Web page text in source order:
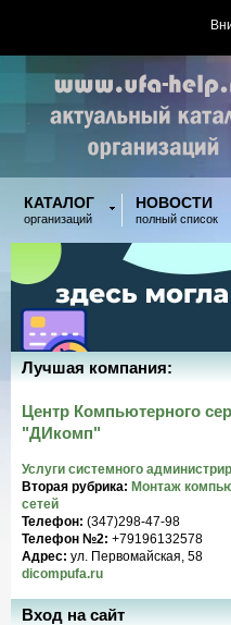
КАТАЛОГ
организаций
НОВОСТИ
полный список
Лучшая компания:
Центр Компьютерного
"ДИкомп"
Услуги системного
Вторая рубрика: Монтаж
сетей
Телефон: (347)298-47-98
Телефон №2: +79196132578
Адрес: ул. Первомайская, 58
dicompufa.ru
Вход на сайт